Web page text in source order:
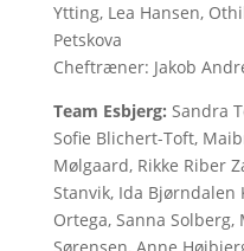
Ytting, Lea Hansen,
Petskova
Cheftræner: Jakob
Team Esbjerg: Sandra
Sofie Blichert-Toft,
Mølgaard, Rikke Riber
Stanvik, Ida Bjørndalen
Ortega, Sanna